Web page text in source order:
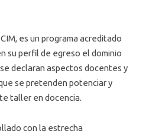
es un programa acreditado
su perfil de egreso el dominio
declaran aspectos docentes y
se pretenden potenciar y
taller en docencia.
con la estrecha